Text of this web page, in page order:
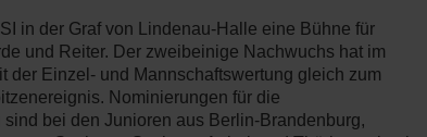
in der Graf von Lindenau-Halle eine Bühne für
und Reiter. Der zweibeinige Nachwuchs hat im
der Einzel- und Mannschaftswertung gleich zum
Nominierungen für die
sind bei den Junioren aus Berlin-Brandenburg,